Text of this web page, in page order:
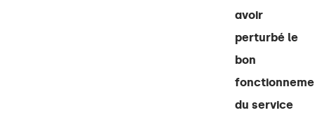
avoir
perturbé le
bon
du service